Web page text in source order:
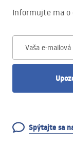
Informujte ma o
Vaša e-mailová
Spýtajte sa